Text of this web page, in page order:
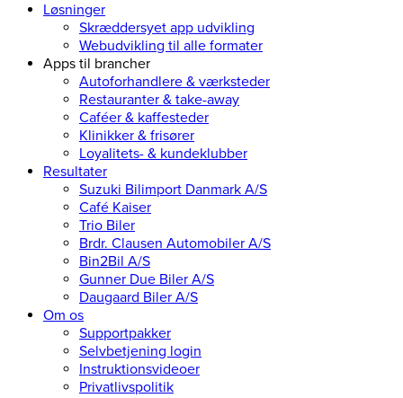
Løsninger
Skræddersyet app udvikling
Webudvikling til alle formater
Apps til brancher
Autoforhandlere & værksteder
Restauranter & take-away
Caféer & kaffesteder
Klinikker & frisører
Loyalitets- & kundeklubber
Resultater
Suzuki Bilimport Danmark A/S
Café Kaiser
Trio Biler
Brdr. Clausen Automobiler A/S
Bin2Bil A/S
Gunner Due Biler A/S
Daugaard Biler A/S
Om os
Supportpakker
Selvbetjening login
Instruktionsvideoer
Privatlivspolitik